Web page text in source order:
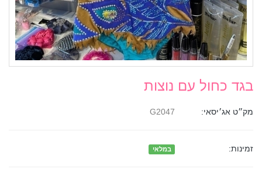
בגד כחול עם נוצות
מק״ט אג׳יסאי:
זמינות: במלאי